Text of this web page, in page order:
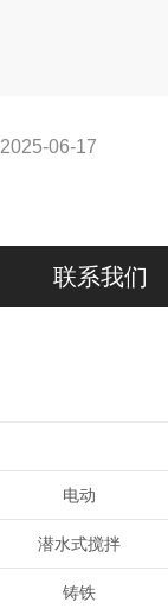
2025-06-17
联系我们
电动
潜水式搅拌
铸铁